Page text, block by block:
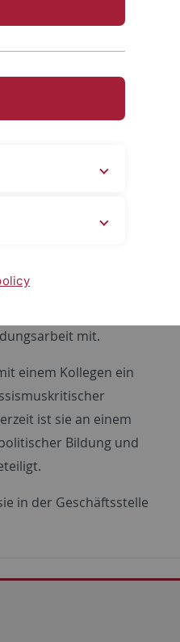
eines Netzwerks für
Sie arbeitet als
und bringt
mit.
einem Kollegen ein
ist sie an einem
Bildung und
in der Geschäftsstelle